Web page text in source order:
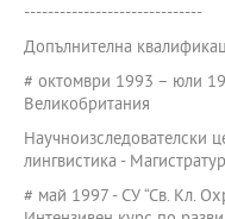
------------------------------
Допълнителна
# октомври 1993 – юли
Великобритания
Научноизследователски
лингвистика -
# май 1997 - СУ “Св. Кл.